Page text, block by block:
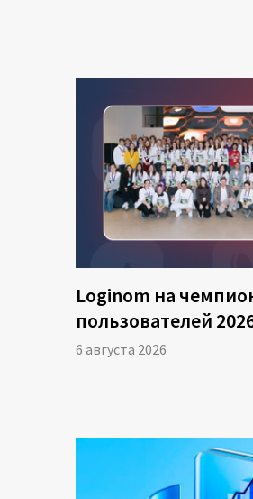
Loginom на
пользователей
6 августа 2026